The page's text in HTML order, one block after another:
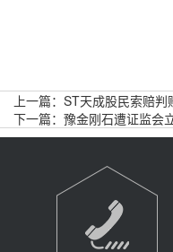
上一篇： ST天成股民索赔判
下一篇： 豫金刚石遭证监会